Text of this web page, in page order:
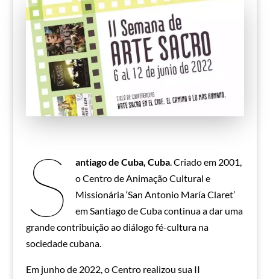
S antiago de Cuba, Cuba. Criado em 2001,
o Centro de Animação Cultural e
Missionária ‘San Antonio María Claret’
em Santiago de Cuba continua a dar uma
grande contribuição ao diálogo fé-cultura na
sociedade cubana.
Em junho de 2022, o Centro realizou sua II